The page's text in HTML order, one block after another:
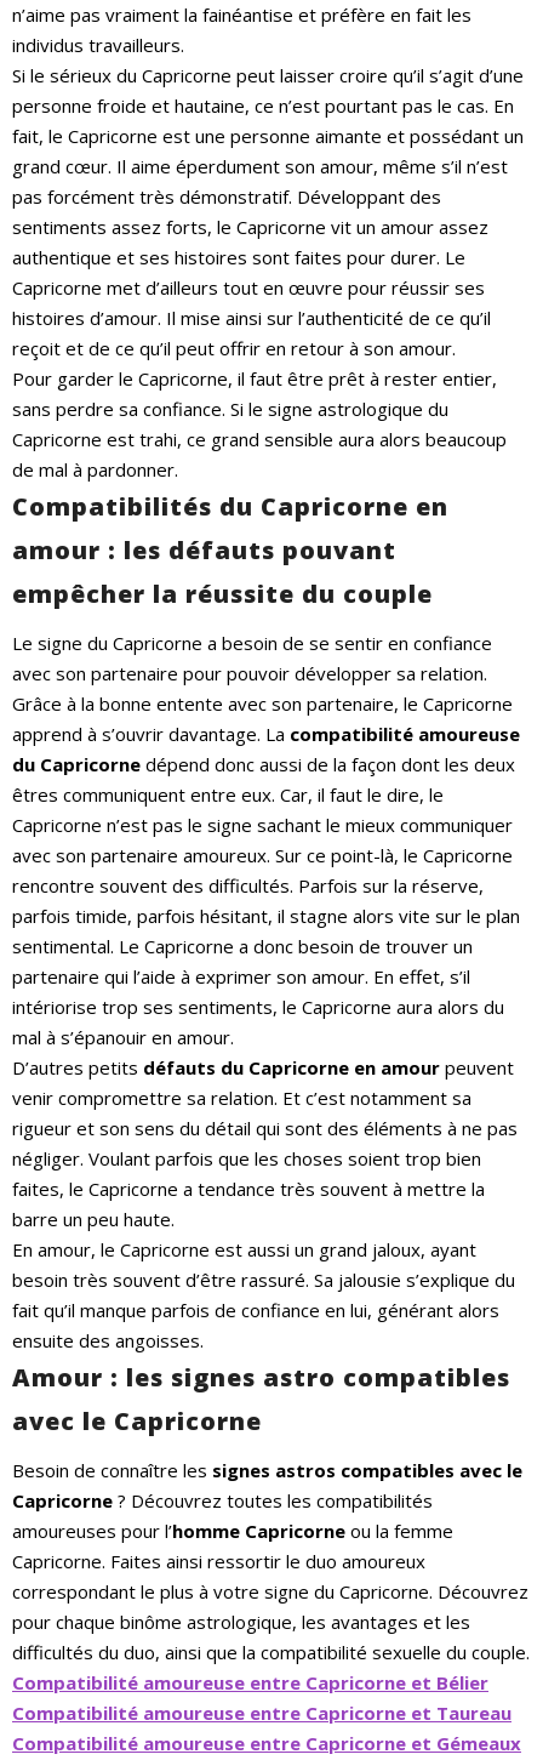
n’aime pas vraiment la fainéantise et préfère en fait les
individus travailleurs.
Si le sérieux du Capricorne peut laisser croire qu’il s’agit d’une
personne froide et hautaine, ce n’est pourtant pas le cas. En
fait, le Capricorne est une personne aimante et possédant un
grand cœur. Il aime éperdument son amour, même s’il n’est
pas forcément très démonstratif. Développant des
sentiments assez forts, le Capricorne vit un amour assez
authentique et ses histoires sont faites pour durer. Le
Capricorne met d’ailleurs tout en œuvre pour réussir ses
histoires d’amour. Il mise ainsi sur l’authenticité de ce qu’il
reçoit et de ce qu’il peut offrir en retour à son amour.
Pour garder le Capricorne, il faut être prêt à rester entier,
sans perdre sa confiance. Si le signe astrologique du
Capricorne est trahi, ce grand sensible aura alors beaucoup
de mal à pardonner.
Compatibilités du Capricorne en
amour : les défauts pouvant
empêcher la réussite du couple
Le signe du Capricorne a besoin de se sentir en confiance
avec son partenaire pour pouvoir développer sa relation.
Grâce à la bonne entente avec son partenaire, le Capricorne
apprend à s’ouvrir davantage. La compatibilité amoureuse
du Capricorne dépend donc aussi de la façon dont les deux
êtres communiquent entre eux. Car, il faut le dire, le
Capricorne n’est pas le signe sachant le mieux communiquer
avec son partenaire amoureux. Sur ce point-là, le Capricorne
rencontre souvent des difficultés. Parfois sur la réserve,
parfois timide, parfois hésitant, il stagne alors vite sur le plan
sentimental. Le Capricorne a donc besoin de trouver un
partenaire qui l’aide à exprimer son amour. En effet, s’il
intériorise trop ses sentiments, le Capricorne aura alors du
mal à s’épanouir en amour.
D’autres petits défauts du Capricorne en amour peuvent
venir compromettre sa relation. Et c’est notamment sa
rigueur et son sens du détail qui sont des éléments à ne pas
négliger. Voulant parfois que les choses soient trop bien
faites, le Capricorne a tendance très souvent à mettre la
barre un peu haute.
En amour, le Capricorne est aussi un grand jaloux, ayant
besoin très souvent d’être rassuré. Sa jalousie s’explique du
fait qu’il manque parfois de confiance en lui, générant alors
ensuite des angoisses.
Amour : les signes astro compatibles
avec le Capricorne
Besoin de connaître les signes astros compatibles avec le
Capricorne ? Découvrez toutes les compatibilités
amoureuses pour l’homme Capricorne ou la femme
Capricorne. Faites ainsi ressortir le duo amoureux
correspondant le plus à votre signe du Capricorne. Découvrez
pour chaque binôme astrologique, les avantages et les
difficultés du duo, ainsi que la compatibilité sexuelle du couple.
Compatibilité amoureuse entre Capricorne et Bélier
Compatibilité amoureuse entre Capricorne et Taureau
Compatibilité amoureuse entre Capricorne et Gémeaux